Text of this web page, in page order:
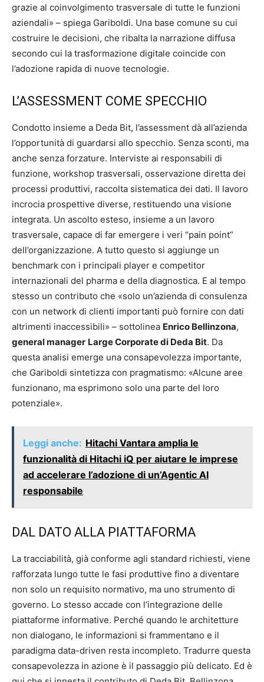
grazie al coinvolgimento trasversale di tutte le funzioni
aziendali» – spiega Gariboldi. Una base comune su cui
costruire le decisioni, che ribalta la narrazione diffusa
secondo cui la trasformazione digitale coincide con
l’adozione rapida di nuove tecnologie.
L’ASSESSMENT COME SPECCHIO
Condotto insieme a Deda Bit, l’assessment dà all’azienda
l’opportunità di guardarsi allo specchio. Senza sconti, ma
anche senza forzature. Interviste ai responsabili di
funzione, workshop trasversali, osservazione diretta dei
processi produttivi, raccolta sistematica dei dati. Il lavoro
incrocia prospettive diverse, restituendo una visione
integrata. Un ascolto esteso, insieme a un lavoro
trasversale, capace di far emergere i veri “pain point”
dell’organizzazione. A tutto questo si aggiunge un
benchmark con i principali player e competitor
internazionali del pharma e della diagnostica. E al tempo
stesso un contributo che «solo un’azienda di consulenza
con un network di clienti importanti può fornire con dati
altrimenti inaccessibili» – sottolinea Enrico Bellinzona,
general manager Large Corporate di Deda Bit. Da
questa analisi emerge una consapevolezza importante,
che Gariboldi sintetizza con pragmatismo: «Alcune aree
funzionano, ma esprimono solo una parte del loro
potenziale».
Leggi anche: Hitachi Vantara amplia le
funzionalità di Hitachi iQ per aiutare le imprese
ad accelerare l’adozione di un’Agentic AI
responsabile
DAL DATO ALLA PIATTAFORMA
La tracciabilità, già conforme agli standard richiesti, viene
rafforzata lungo tutte le fasi produttive fino a diventare
non solo un requisito normativo, ma uno strumento di
governo. Lo stesso accade con l’integrazione delle
piattaforme informative. Perché quando le architetture
non dialogano, le informazioni si frammentano e il
paradigma data-driven resta incompleto. Tradurre questa
consapevolezza in azione è il passaggio più delicato. Ed è